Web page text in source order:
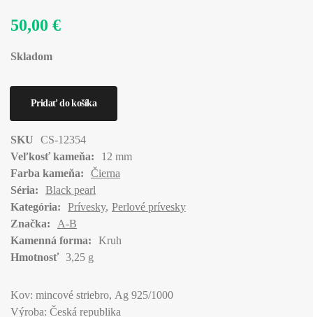
50,00 €
Skladom
SKU
CS-12354
Veľkosť kameňa:
12 mm
Farba kameňa:
Čierna
Séria:
Black pearl
Kategória:
Prívesky Perlové prívesky
Značka:
A-B
Kamenná forma:
Kruh
Hmotnosť 3,25 g
Kov: mincové striebro, Ag 925/1000
Výroba: Česká republika